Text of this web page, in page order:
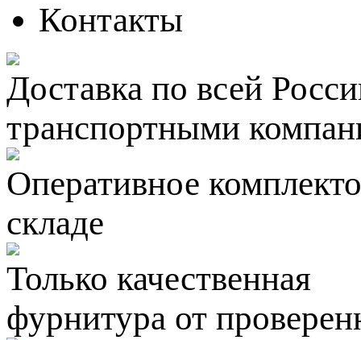
Контакты
Доставка по всей
транспортными
Оперативное
складе
Только качественная
фурнитура от